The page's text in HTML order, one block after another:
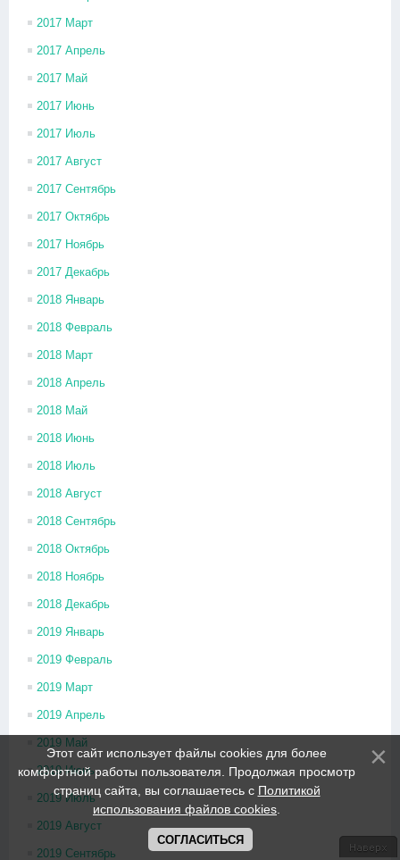
2017 Март
2017 Апрель
2017 Май
2017 Июнь
2017 Июль
2017 Август
2017 Сентябрь
2017 Октябрь
2017 Ноябрь
2017 Декабрь
2018 Январь
2018 Февраль
2018 Март
2018 Апрель
2018 Май
2018 Июнь
2018 Июль
2018 Август
2018 Сентябрь
2018 Октябрь
2018 Ноябрь
2018 Декабрь
2019 Январь
2019 Февраль
2019 Март
2019 Апрель
2019 Май
2019 Июнь
2019 Июль
2019 Август
2019 Сентябрь
Этот сайт использует файлы cookies для более
комфортной работы пользователя. Продолжая просмотр
страниц сайта, вы соглашаетесь с Политикой
использования файлов cookies
СОГЛАСИТЬСЯ